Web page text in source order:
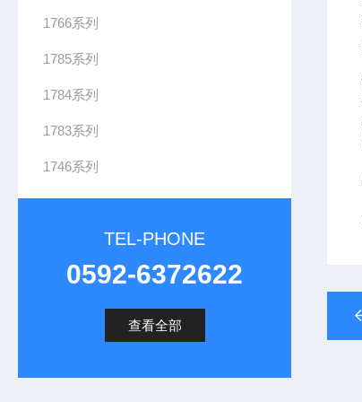
1766系列
1785系列
1784系列
1783系列
1746系列
TEL-PHONE
0592-6372622
查看全部